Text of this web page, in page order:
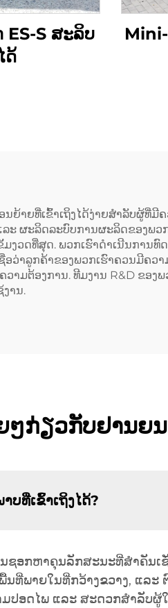
ES-S ສະລິບ
ໄດ້
ຍ້າຍທີ່ເຂົ້າເຖິງໄດ້ງ່າຍສຳລັບຜູ້ທີ່
ຜະລິດລະບົບການຜະລິດຂອງພວ
ວດທີ່ສຸດ. ພວກເຮົາດຳເນີນການ
ວ່າລູກຄ້າຂອງພວກເຮົາຄວນມີຄ
າມຕ້ອງການ. ທີມງານ R&D ຂອ
ານ.
ກ່ຽວກັບຢານຍ
ທີ່ເຂົ້າເຖິງໄດ້?
ຊອກຫາຄຸນລັກສະນະທີ່ສຳຄັນ
ທີ່ພາຍໃນທີ່ກວ້າງຂວາງ, ແລ
ປອດໄພ ແລະ ສະດວກສຳລັບ